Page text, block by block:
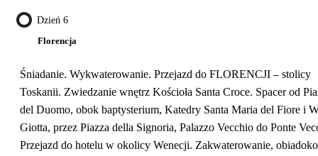
Dzień 6
Florencja
Śniadanie. Wykwaterowanie. Przejazd do FLORENCJI – stolicy
Toskanii. Zwiedzanie wnętrz Kościoła Santa Croce. Spacer od
del Duomo, obok baptysterium, Katedry Santa Maria del Fiore i
Giotta, przez Piazza della Signoria, Palazzo Vecchio do Ponte
Przejazd do hotelu w okolicy Wenecji. Zakwaterowanie,